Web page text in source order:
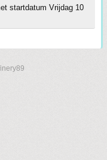
startdatum Vrijdag 10